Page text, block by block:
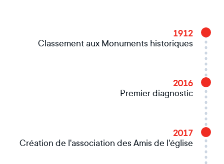
1912
Classement aux Monuments historiques
2016
Premier diagnostic
2017
Création de l'association des Amis de l'église